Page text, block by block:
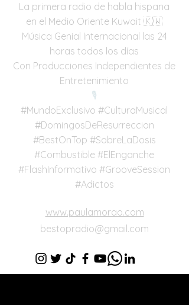
La primera radio de habla hispana
en el Medio Oriente Kuwait 🇰🇼
Música Genial Internacional las 24
horas todos los días
Con Producciones Independientes de
Entretenimiento
🎙
#MundoExclusivo #CulturaMusical
#DomingosDeResurreccion
#BestOnTop #SobreLaDosis
#Combustible #ElEnganche
#FlashInformativo #GrooveSession
#Adictos
www.paulamorao.com
bestopradio@gmail.com